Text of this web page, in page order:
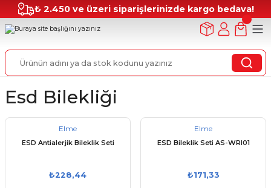
₺ 2.450 ve üzeri siparişlerinizde kargo bedava!
Esd Bilekliği
Elme
ESD Antialerjik Bileklik Seti
₺228,44
Elme
ESD Bileklik Seti AS-WRI01
₺171,33